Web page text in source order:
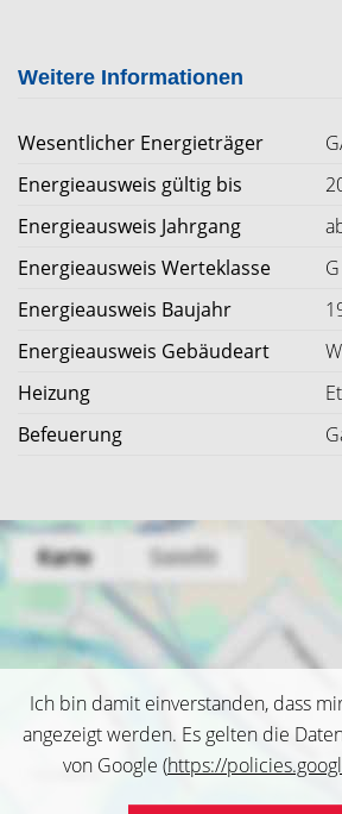
Weitere Informationen
Wesentlicher Energieträger
Energieausweis gültig bis
Energieausweis Jahrgang
Energieausweis Werteklasse
G
Energieausweis Baujahr
Energieausweis Gebäudeart
Heizung
Befeuerung
Ich bin damit einverstanden, dass
angezeigt werden. Es gelten die
von Google (https://